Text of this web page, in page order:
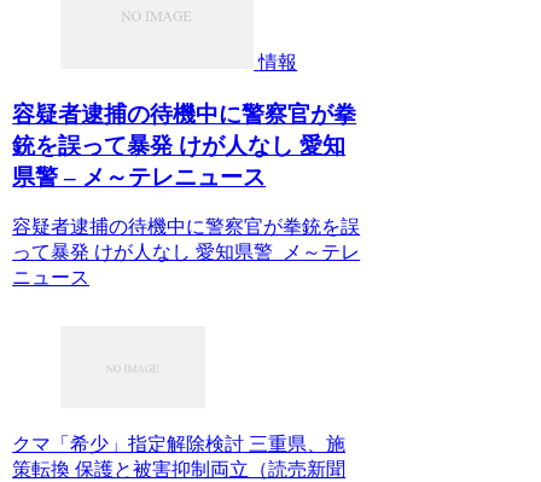
情報
容疑者逮捕の待機中に警察官が拳
銃を誤って暴発 けが人なし 愛知
県警 – メ～テレニュース
容疑者逮捕の待機中に警察官が拳銃を誤
って暴発 けが人なし 愛知県警 メ～テレ
ニュース
クマ「希少」指定解除検討 三重県、施
策転換 保護と被害抑制両立（読売新聞